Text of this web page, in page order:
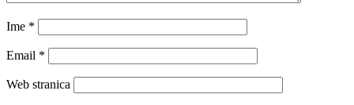
Ime *
Email *
Web stranica